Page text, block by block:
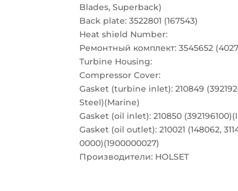
Blades, Superback)
Back plate: 3522801 (167543)
Heat shield Number:
Ремонтный комплект: 3545652
Turbine Housing:
Compressor Cover:
Gasket (turbine inlet): 210849
Steel)(Marine)
Gasket (oil inlet): 210850
Gasket (oil outlet): 210021 (148062,
0000)(1900000027)
Производители: HOLSET